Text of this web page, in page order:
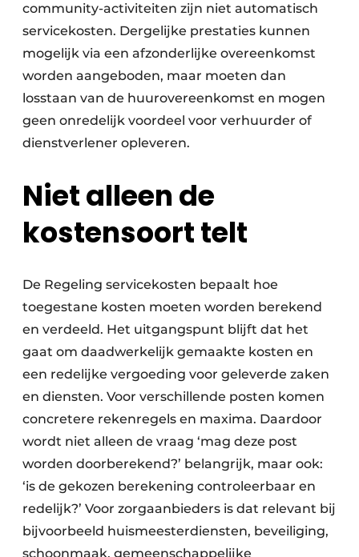
community-activiteiten zijn niet automatisch
servicekosten. Dergelijke prestaties kunnen
mogelijk via een afzonderlijke overeenkomst
worden aangeboden, maar moeten dan
losstaan van de huurovereenkomst en mogen
geen onredelijk voordeel voor verhuurder of
dienstverlener opleveren.
Niet alleen de
kostensoort telt
De Regeling servicekosten bepaalt hoe
toegestane kosten moeten worden berekend
en verdeeld. Het uitgangspunt blijft dat het
gaat om daadwerkelijk gemaakte kosten en
een redelijke vergoeding voor geleverde zaken
en diensten. Voor verschillende posten komen
concretere rekenregels en maxima. Daardoor
wordt niet alleen de vraag ‘mag deze post
worden doorberekend?’ belangrijk, maar ook:
‘is de gekozen berekening controleerbaar en
redelijk?’ Voor zorgaanbieders is dat relevant bij
bijvoorbeeld huismeesterdiensten, beveiliging,
schoonmaak, gemeenschappelijke